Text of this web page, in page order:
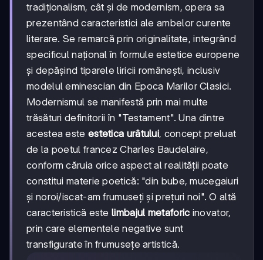
tradiționalism, cât și de modernism, opera sa
prezentând caracteristici ale ambelor curente
literare. Se remarcă prin originalitate, integrând
specificul național în formule estetice europene
și depășind tiparele liricii românești, inclusiv
modelul eminescian din Epoca Marilor Clasici.
Modernismul se manifestă prin mai multe
trăsături definitorii în "Testament". Una dintre
acestea este estetica urâtului, concept preluat
de la poetul francez Charles Baudelaire,
conform căruia orice aspect al realității poate
constitui materie poetică: "din bube, mucegaiuri
și noroi/iscat-am frumuseți și prețuri noi". O altă
caracteristică estelimbajul metaforic inovator,
prin care elementele negative sunt
transfigurate în frumusețe artistică.